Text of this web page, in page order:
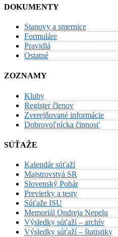
DOKUMENTY
Stanovy a smernice
Formuláre
Pravidlá
Ostatné
ZOZNAMY
Kluby
Register členov
Zverejňované informácie
Dobrovoľnícka činnosť
SÚŤAŽE
Kalendár súťaží
Majstrovstvá SR
Slovenský Pohár
Previerky a testy
Súťaže ISU
Memoriál Ondreja Nepelu
Výsledky súťaží – archív
Výsledky súťaží – štatistiky